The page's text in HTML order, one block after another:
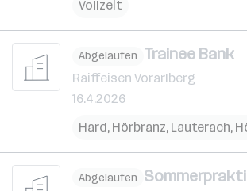
Vollzeit
Abgelaufen Trainee Bank
Raiffeisen Vorarlberg
16.4.2026
Hard, Hörbranz, Lauterach,
Abgelaufen